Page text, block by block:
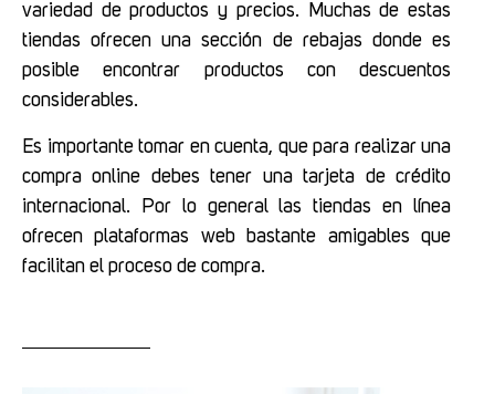
variedad de productos y precios. Muchas de estas
tiendas ofrecen una sección de rebajas donde es
posible encontrar productos con descuentos
considerables.
Es importante tomar en cuenta, que para realizar una
compra online debes tener una tarjeta de crédito
internacional. Por lo general las tiendas en línea
ofrecen plataformas web bastante amigables que
facilitan el proceso de compra.